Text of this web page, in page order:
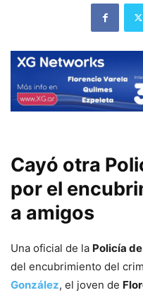
Cayó otra
por el
a amigos
Una oficial de la Policía
del encubrimiento del
González, el joven de